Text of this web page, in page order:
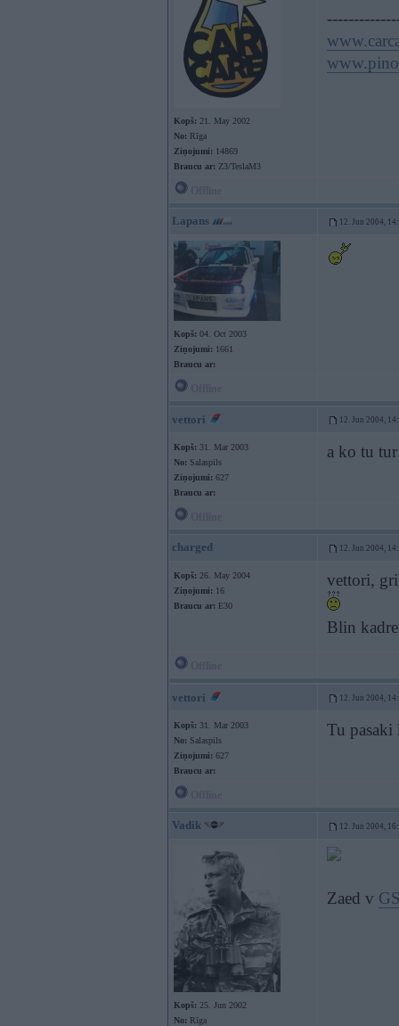
Kopš: 21. May 2002
No: Rīga
Ziņojumi: 14869
Braucu ar: Z3/TeslaM3
Lapans 12. Jun 2004,
Kopš: 04. Oct 2003
Ziņojumi: 1661
Braucu ar:
vettori 12. Jun 2004,
Kopš: 31. Mar 2003
No: Salaspils
Ziņojumi: 627
Braucu ar:
a ko tu
charged 12. Jun 2004,
Kopš: 26. May 2004
Ziņojumi: 16
Braucu ar: E30
vettori,
Blin
vettori 12. Jun 2004,
Kopš: 31. Mar 2003
No: Salaspils
Ziņojumi: 627
Braucu ar:
Tu pasaki
Vadik 12. Jun 2004,
Kopš: 25. Jun 2002
No: Rīga
Zaed v